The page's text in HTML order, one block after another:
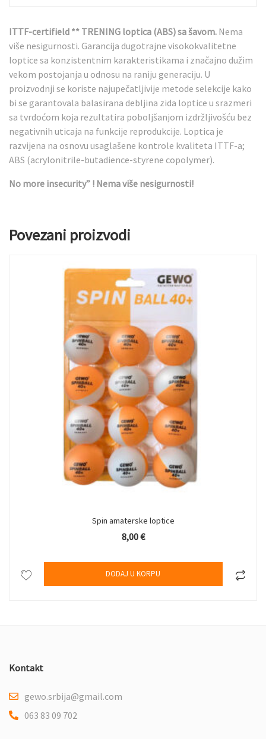
ITTF-certifield ** TRENING loptica (ABS) sa šavom. Nema
više nesigurnosti. Garancija dugotrajne visokokvalitetne
loptice sa konzistentnim karakteristikama i značajno dužim
vekom postojanja u odnosu na raniju generaciju. U
proizvodnji se koriste najupečatljivije metode selekcije kako
bi se garantovala balasirana debljina zida loptice u srazmeri
sa tvrdoćom koja rezultatira poboljšanjom izdržljivošću bez
negativnih uticaja na funkcije reprodukcije. Loptica je
razvijena na osnovu usaglašene kontrole kvaliteta ITTF-a;
ABS (acrylonitrile-butadience-styrene copolymer).
No more insecurity” ! Nema više nesigurnosti!
Povezani proizvodi
Spin amaterske loptice
8,00€
DODAJ U KORPU
Kontakt
gewo.srbija@gmail.com
063 83 09 702